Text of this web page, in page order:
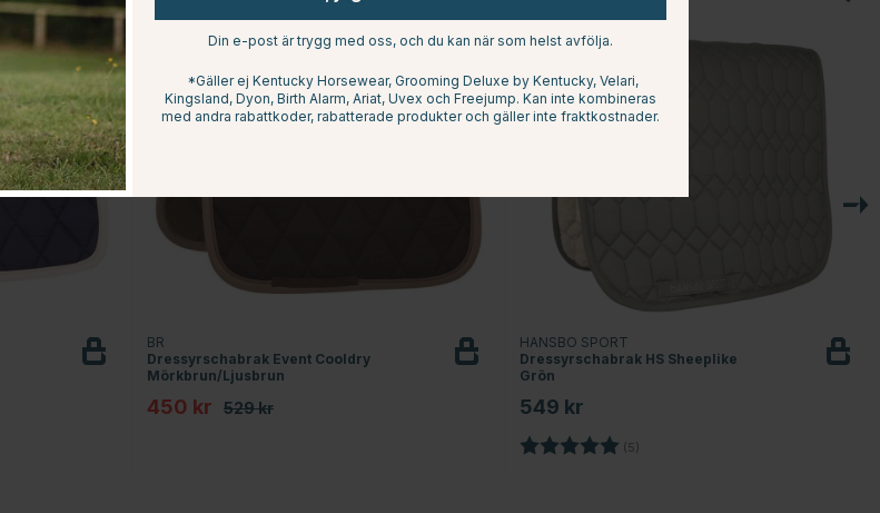
BR
Dressyrschabrak Event Cooldry
Mörkbrun/Ljusbrun
450 kr 529 kr
HANSBO SPORT
Dressyrschabrak HS Sheeplike
Grön
549 kr
Betyg: (5)
Din e-post är trygg med oss, och du kan när som helst avfölja.
*Gäller ej Kentucky Horsewear, Grooming Deluxe by Kentucky, Velari,
Kingsland, Dyon, Birth Alarm, Ariat, Uvex och Freejump. Kan inte kombineras
med andra rabattkoder, rabatterade produkter och gäller inte fraktkostnader.